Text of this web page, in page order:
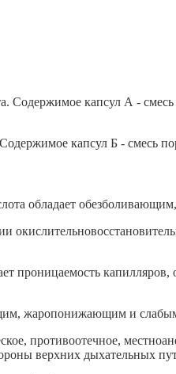
капсул А - смесь
капсул Б - смесь
обладает
проницаемость
жаропонижающим и
противоотечное,
верхних дыхательных